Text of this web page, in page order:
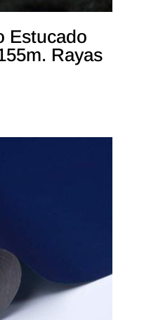
Estucado
Rayas